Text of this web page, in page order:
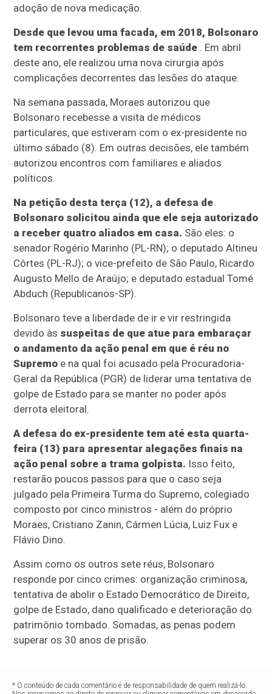
adoção de nova medicação.
Desde que levou uma facada, em 2018, Bolsonaro
tem recorrentes problemas de saúde . Em abril
deste ano, ele realizou uma nova cirurgia após
complicações decorrentes das lesões do ataque.
Na semana passada, Moraes autorizou que
Bolsonaro recebesse a visita de médicos
particulares, que estiveram com o ex-presidente no
último sábado (8). Em outras decisões, ele também
autorizou encontros com familiares e aliados
políticos.
Na petição desta terça (12), a defesa de
Bolsonaro solicitou ainda que ele seja autorizado
a receber quatro aliados em casa. São eles: o
senador Rogério Marinho (PL-RN); o deputado Altineu
Côrtes (PL-RJ); o vice-prefeito de São Paulo, Ricardo
Augusto Mello de Araújo; e deputado estadual Tomé
Abduch (Republicanos-SP).
Bolsonaro teve a liberdade de ir e vir restringida
devido às suspeitas de que atue para embaraçar
o andamento da ação penal em que é réu no
Supremo e na qual foi acusado pela Procuradoria-
Geral da República (PGR) de liderar uma tentativa de
golpe de Estado para se manter no poder após
derrota eleitoral.
A defesa do ex-presidente tem até esta quarta-
feira (13) para apresentar alegações finais na
ação penal sobre a trama golpista. Isso feito,
restarão poucos passos para que o caso seja
julgado pela Primeira Turma do Supremo, colegiado
composto por cinco ministros - além do próprio
Moraes, Cristiano Zanin, Cármen Lúcia, Luiz Fux e
Flávio Dino.
Assim como os outros sete réus, Bolsonaro
responde por cinco crimes: organização criminosa,
tentativa de abolir o Estado Democrático de Direito,
golpe de Estado, dano qualificado e deterioração do
patrimônio tombado. Somadas, as penas podem
superar os 30 anos de prisão.
* O conteúdo de cada comentário é de responsabilidade de quem realizá-lo.